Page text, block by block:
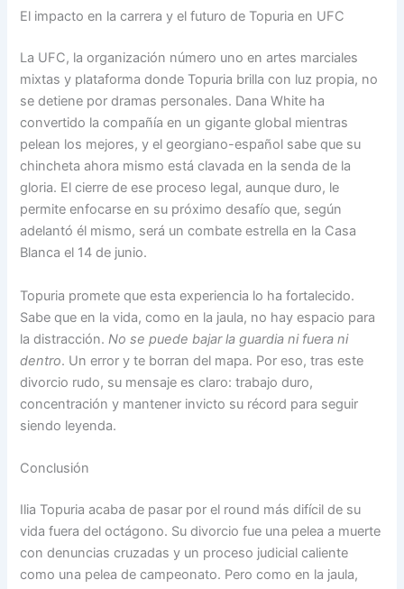
El impacto en la carrera y el futuro de Topuria en UFC
La UFC, la organización número uno en artes marciales
mixtas y plataforma donde Topuria brilla con luz propia, no
se detiene por dramas personales. Dana White ha
convertido la compañía en un gigante global mientras
pelean los mejores, y el georgiano-español sabe que su
chincheta ahora mismo está clavada en la senda de la
gloria. El cierre de ese proceso legal, aunque duro, le
permite enfocarse en su próximo desafío que, según
adelantó él mismo, será un combate estrella en la Casa
Blanca el 14 de junio.
Topuria promete que esta experiencia lo ha fortalecido.
Sabe que en la vida, como en la jaula, no hay espacio para
la distracción.No se puede bajar la guardia ni fuera ni
dentro. Un error y te borran del mapa. Por eso, tras este
divorcio rudo, su mensaje es claro: trabajo duro,
concentración y mantener invicto su récord para seguir
siendo leyenda.
Conclusión
Ilia Topuria acaba de pasar por el round más difícil de su
vida fuera del octágono. Su divorcio fue una pelea a muerte
con denuncias cruzadas y un proceso judicial caliente
como una pelea de campeonato. Pero como en la jaula,